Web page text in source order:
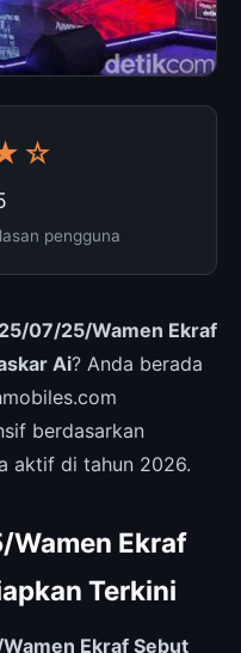
pengguna
07/25/Wamen Ekraf
Ai? Anda berada
berdasarkan
aktif di tahun 2026.
Ekraf
Terkini
Ekraf Sebut